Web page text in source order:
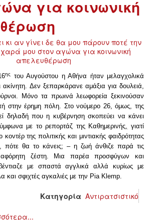
για κοινωνική
ης
του Αυγούστου η Αθήνα ήταν μελαγχολικά
Δεν ξεπαρκάρανε αμάξια για δουλειά,
Μόνο τα πρωινά λεωφορεία ξεκινούσαν
στην έρημη πόλη. Στο νούμερο 26, όμως, της
δηλαδή που η κυβέρνηση σκοπεύει να κάνει
με το ρεπορτάζ της Καθημερινής
γιατί
κοντέρ της πολιτικής και μιντιακής φαιδρότητας
πότε θα το κάνεις; – η ζωή άνθιζε παρά τις
ζέστη. Μια παρέα προσφύγων και
με σπαστά αγγλικά αλλά κυρίως με
σφιχτές αγκαλιές με την Pia Klemp
Κατηγορία Αντιρατσιστικό